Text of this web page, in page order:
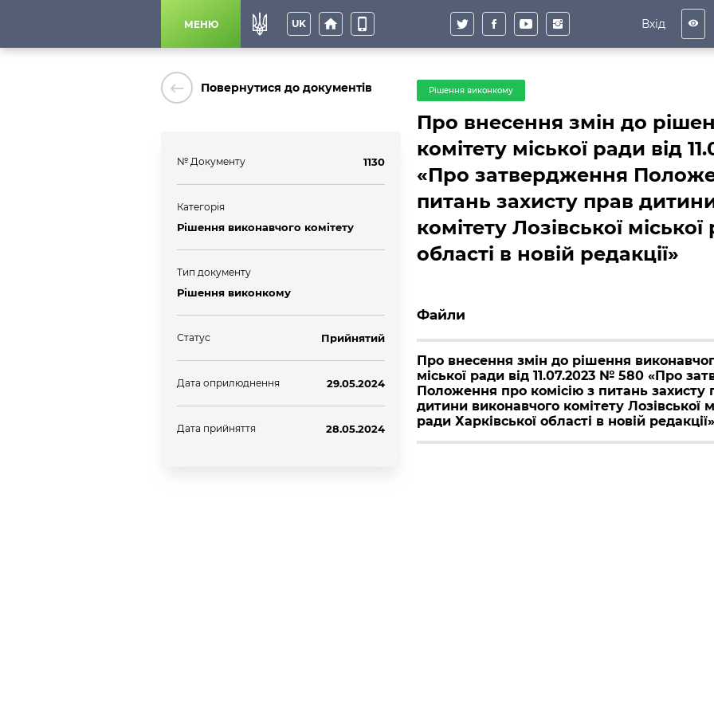
МЕНЮ UK home phone_iphone Вхід visibility
keyboard_backspace Повернутися до документів
№ Документу 1130
Категорія
Рішення виконавчого комітету
Тип документу
Рішення виконкому
Статус Прийнятий
Дата оприлюднення 29.05.2024
Дата прийняття 28.05.2024
Рішення виконкому
Про внесення змін до
комітету міської ради від
«Про затвердження
питань захисту прав
комітету Лозівської
області в новій редакції»
Файли
Про внесення змін до рішення
міської ради від 11.07.2023 № 580 «Про
Положення про комісію з питань захисту
дитини виконавчого комітету Лозівської
ради Харківської області в новій редакції»